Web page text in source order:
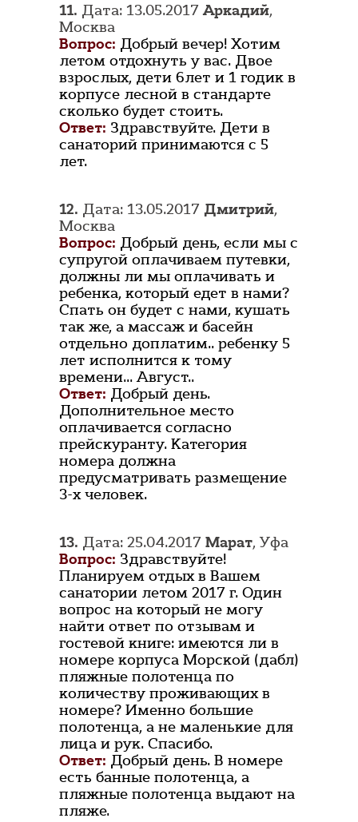
11. Дата: 13.05.2017Аркадий,
Москва
Вопрос: Добрый вечер! Хотим
летом отдохнуть у вас. Двое
взрослых, дети 6лет и 1 годик в
корпусе лесной в стандарте
сколько будет стоить.
Ответ: Здравствуйте. Дети в
санаторий принимаются с 5
лет.
12. Дата: 13.05.2017 Дмитрий,
Москва
Вопрос: Добрый день, если мы с
супругой оплачиваем путевки,
должны ли мы оплачивать и
ребенка, который едет в нами?
Спать он будет с нами, кушать
так же, а массаж и басейн
отдельно доплатим.. ребенку 5
лет исполнится к тому
времени... Август..
Ответ: Добрый день.
Дополнительное место
оплачивается согласно
прейскуранту. Категория
номера должна
предусматривать размещение
3-х человек.
13. Дата: 25.04.2017 Марат, Уфа
Вопрос: Здравствуйте!
Планируем отдых в Вашем
санатории летом 2017 г. Один
вопрос на который не могу
найти ответ по отзывам и
гостевой книге: имеются ли в
номере корпуса Морской (дабл)
пляжные полотенца по
количеству проживающих в
номере? Именно большие
полотенца, а не маленькие для
лица и рук. Спасибо.
Ответ: Добрый день. В номере
есть банные полотенца, а
пляжные полотенца выдают на
пляже.